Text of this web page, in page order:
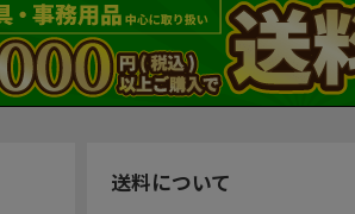
送料について